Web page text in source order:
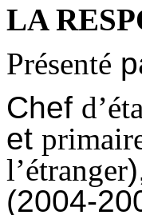
LA
Présenté
Chef
et
l’étranger
(2004-